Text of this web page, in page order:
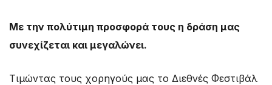
Με την πολύτιμη προσφορά τους η δράση μας
συνεχίζεται και μεγαλώνει.
Τιμώντας τους χορηγούς μας το Διεθνές Φεστιβάλ